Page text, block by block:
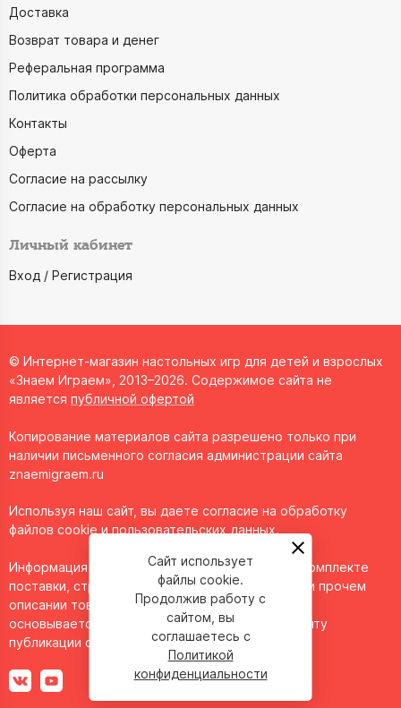
Доставка
Возврат товара и денег
Реферальная программа
Политика обработки персональных данных
Контакты
Оферта
Согласие на рассылку
Согласие на обработку персональных данных
Личный кабинет
Вход / Регистрация
© Интернет-магазин настольных игр для детей и взрослых
«Знаем Играем», 2013–2026. Содержимое сайта не
является публичной офертой
Копирование материалов сайта разрешено только при
наличии письменного согласия администрации сайта
znaemigraem.ru
Используя наш сайт, вы даете согласие на обработку
файлов cookie и пользовательских данных.
Информация о технических характеристиках, комплекте
поставки, стране изготовления, внешнем виде и прочем
описании товара носит справочный характер и
основывается на последних доступных к моменту
публикации сведениях.
Сайт использует
файлы cookie.
Продолжив работу с
сайтом, вы
соглашаетесь с
Политикой
конфиденциальности